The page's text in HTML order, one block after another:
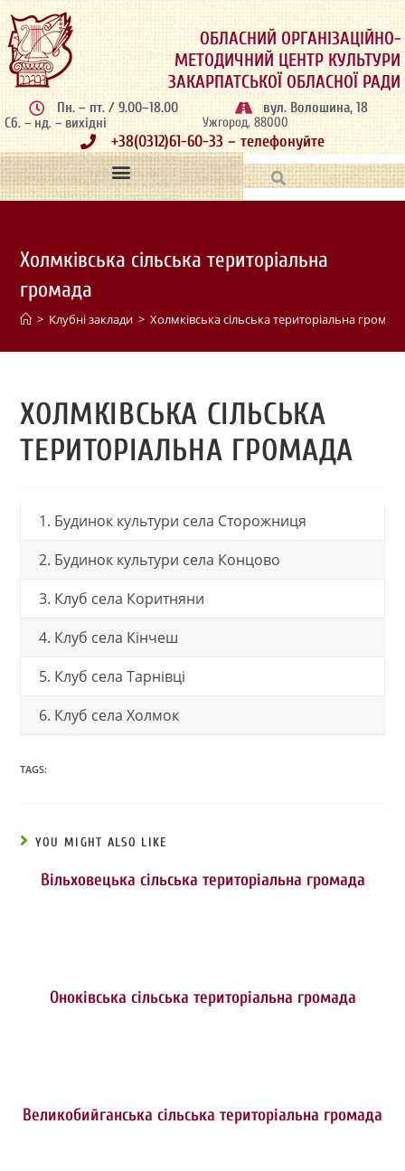
ОБЛАСНИЙ ОРГАНІЗАЦІЙНО-
МЕТОДИЧНИЙ ЦЕНТР КУЛЬТУРИ
ЗАКАРПАТСЬКОЇ ОБЛАСНОЇ РАДИ
Пн. – пт. / 9.00–18.00
Сб. – нд. – вихідні
вул. Волошина, 18
Ужгород, 88000
+38(0312)61-60-33 – телефонуйте
Холмківська сільська територіальна
громада
> Клубні заклади > Холмківська сільська територіальна
ХОЛМКІВСЬКА СІЛЬСЬКА
ТЕРИТОРІАЛЬНА ГРОМАДА
1. Будинок культури села Сторожниця
2. Будинок культури села Концово
3. Клуб села Коритняни
4. Клуб села Кінчеш
5. Клуб села Тарнівці
6. Клуб села Холмок
TAGS:
YOU MIGHT ALSO LIKE
Вільховецька сільська територіальна громада
Оноківська сільська територіальна громада
Великобийганська сільська територіальна громада